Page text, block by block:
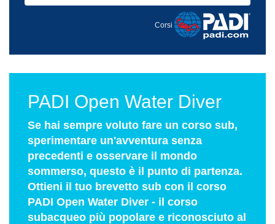
Corsi
PADI Open Water Diver
Se hai sempre voluto fare un corso sub,
sperimentare un'avventura senza
precedenti e osservare il mondo
sommerso, questo è il punto di partenza.
Ottieni il tuo brevetto sub con il corso
PADI Open Water Diver - il corso
subacqueo più popolare e riconosciuto al